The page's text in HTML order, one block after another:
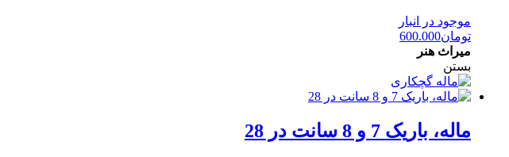
موجود در انبار
تومان600.000
میراث هنر
بستن
ماله، باریک 7 و 8 سانت در 28